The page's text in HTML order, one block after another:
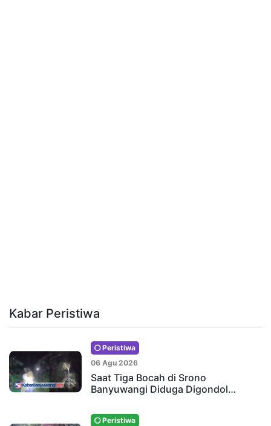
Kabar Peristiwa
Peristiwa
06 Agu 2026
Saat Tiga Bocah di Srono
Banyuwangi Diduga Digondol…
Peristiwa